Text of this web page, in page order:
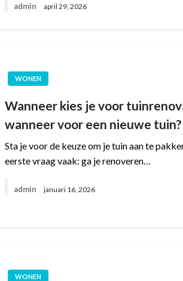
admin april 29, 2026
WONEN
Wanneer kies je voor
wanneer voor een nieuwe tuin?
Sta je voor de keuze om je tuin aan te
eerste vraag vaak: ga je renoveren…
admin januari 16, 2026
WONEN